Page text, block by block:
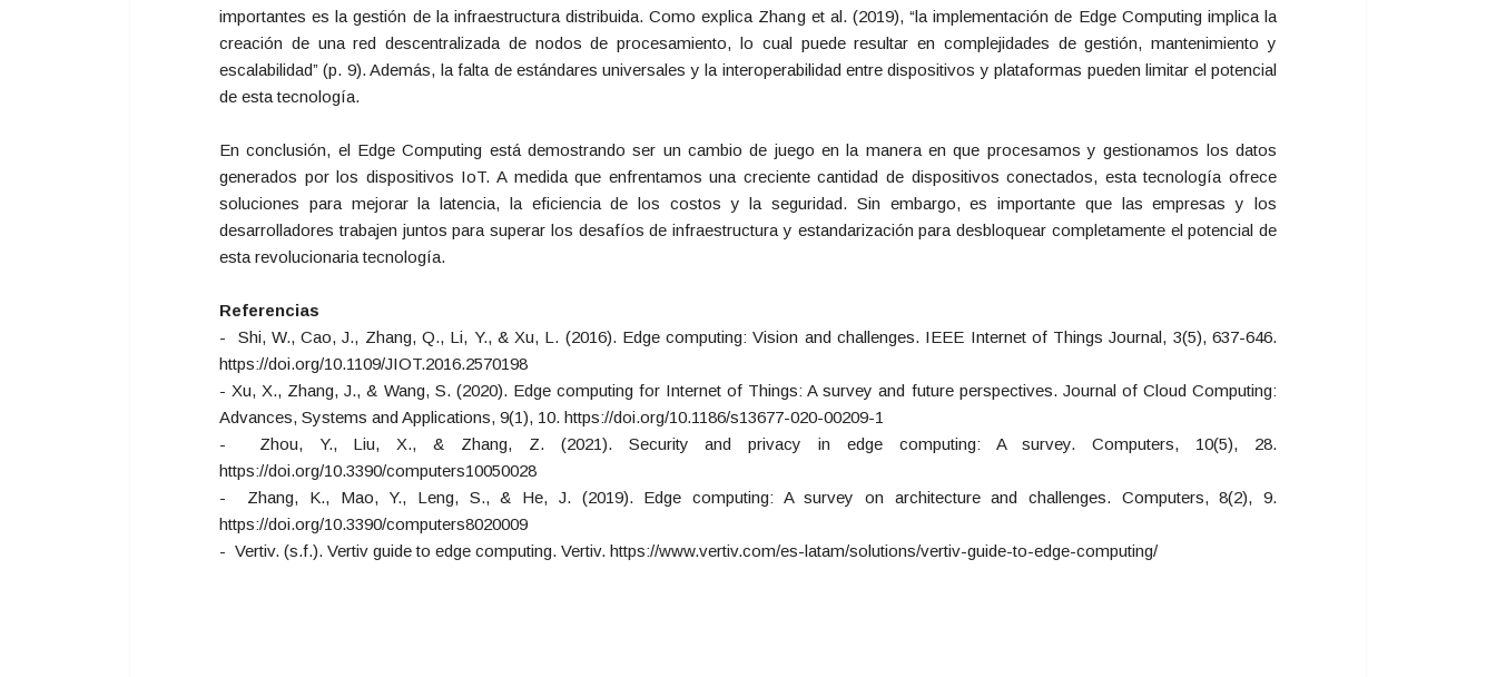
importantes es la gestión de la infraestructura distribuida. Como explica Zhang et al. (2019), “la implementación de Edge Computing implica la
creación de una red descentralizada de nodos de procesamiento, lo cual puede resultar en complejidades de gestión, mantenimiento y
escalabilidad” (p. 9). Además, la falta de estándares universales y la interoperabilidad entre dispositivos y plataformas pueden limitar el potencial
de esta tecnología.
En conclusión, el Edge Computing está demostrando ser un cambio de juego en la manera en que procesamos y gestionamos los datos
generados por los dispositivos IoT. A medida que enfrentamos una creciente cantidad de dispositivos conectados, esta tecnología ofrece
soluciones para mejorar la latencia, la eficiencia de los costos y la seguridad. Sin embargo, es importante que las empresas y los
desarrolladores trabajen juntos para superar los desafíos de infraestructura y estandarización para desbloquear completamente el potencial de
esta revolucionaria tecnología.
Referencias
- Shi, W., Cao, J., Zhang, Q., Li, Y., & Xu, L. (2016). Edge computing: Vision and challenges. IEEE Internet of Things Journal, 3(5), 637-646.
https://doi.org/10.1109/JIOT.2016.2570198
- Xu, X., Zhang, J., & Wang, S. (2020). Edge computing for Internet of Things: A survey and future perspectives. Journal of Cloud Computing:
Advances, Systems and Applications, 9(1), 10. https://doi.org/10.1186/s13677-020-00209-1
- Zhou, Y., Liu, X., & Zhang, Z. (2021). Security and privacy in edge computing: A survey. Computers, 10(5), 28.
https://doi.org/10.3390/computers10050028
- Zhang, K., Mao, Y., Leng, S., & He, J. (2019). Edge computing: A survey on architecture and challenges. Computers, 8(2), 9.
https://doi.org/10.3390/computers8020009
- Vertiv. (s.f.). Vertiv guide to edge computing. Vertiv. https://www.vertiv.com/es-latam/solutions/vertiv-guide-to-edge-computing/